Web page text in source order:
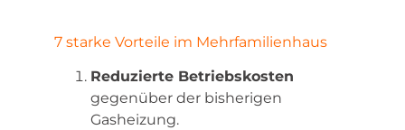
7 starke Vorteile im Mehrfamilienhaus
Reduzierte Betriebskosten
gegenüber der bisherigen
Gasheizung.